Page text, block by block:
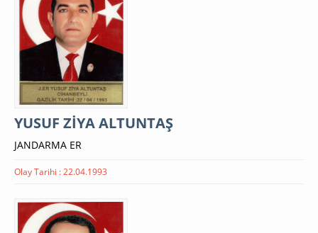
YUSUF ZİYA ALTUNTAŞ
JANDARMA ER
Olay Tarihi : 22.04.1993